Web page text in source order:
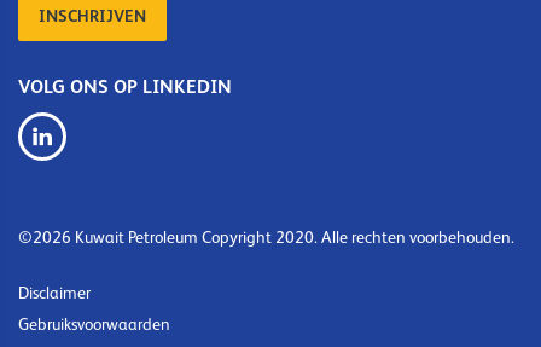
INSCHRIJVEN
VOLG ONS OP LINKEDIN
©2026 Kuwait Petroleum Copyright 2020. Alle rechten voorbehouden.
Disclaimer
Gebruiksvoorwaarden